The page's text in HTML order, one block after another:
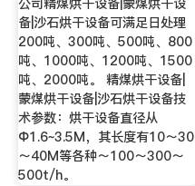
公司精煤烘干设备|蒙煤烘干设
备|沙石烘干设备可满足日处理
200吨、300吨、500吨、800
吨、1000吨、1200吨、1500
吨、2000吨。 精煤烘干设备|
蒙煤烘干设备|沙石烘干设备技
术参数：烘干设备直径从
Φ1.6~3.5M，其长度有10～30
～40M等各种～100～300～
500t/h。